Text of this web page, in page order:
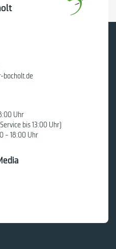
bocholt.de
Uhr
bis 13:00 Uhr)
– 18:00 Uhr